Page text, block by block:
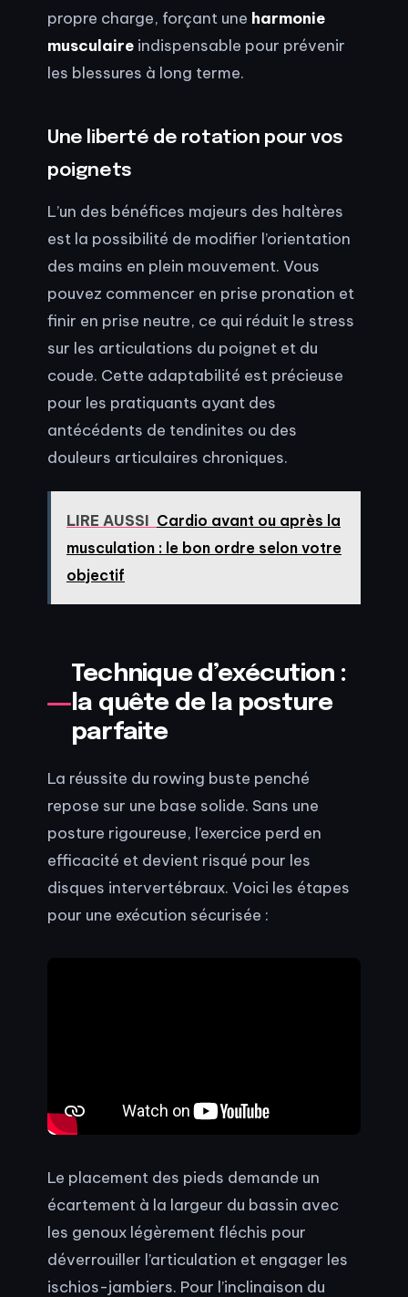
propre charge, forçant une harmonie
musculaire indispensable pour prévenir
les blessures à long terme.
Une liberté de rotation pour vos
poignets
L’un des bénéfices majeurs des haltères
est la possibilité de modifier l’orientation
des mains en plein mouvement. Vous
pouvez commencer en prise pronation et
finir en prise neutre, ce qui réduit le stress
sur les articulations du poignet et du
coude. Cette adaptabilité est précieuse
pour les pratiquants ayant des
antécédents de tendinites ou des
douleurs articulaires chroniques.
LIRE AUSSI Cardio avant ou après la
musculation : le bon ordre selon votre
objectif
Technique d’exécution :
la quête de la posture
parfaite
La réussite du rowing buste penché
repose sur une base solide. Sans une
posture rigoureuse, l’exercice perd en
efficacité et devient risqué pour les
disques intervertébraux. Voici les étapes
pour une exécution sécurisée :
Le placement des pieds demande un
écartement à la largeur du bassin avec
les genoux légèrement fléchis pour
déverrouiller l’articulation et engager les
ischios-jambiers. Pour l’inclinaison du